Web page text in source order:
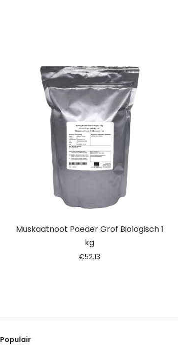
Muskaatnoot Poeder Grof Biologisch 1
kg
€52.13
Populair